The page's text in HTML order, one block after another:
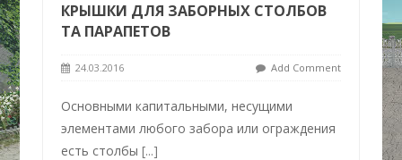
КРЫШКИ ДЛЯ ЗАБОРНЫХ СТОЛБОВ
ТА ПАРАПЕТОВ
24.03.2016 Add Comment
Основными капитальными, несущими
элементами любого забора или ограждения
есть столбы[...]